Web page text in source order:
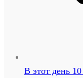
В этот день